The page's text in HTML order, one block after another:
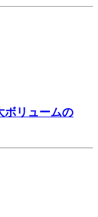
ボリュームの